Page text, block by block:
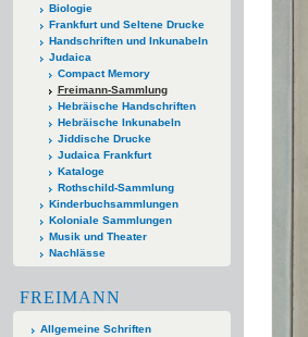
Biologie
Frankfurt und Seltene Drucke
Handschriften und Inkunabeln
Judaica
Compact Memory
Freimann-Sammlung
Hebräische Handschriften
Hebräische Inkunabeln
Jiddische Drucke
Judaica Frankfurt
Kataloge
Rothschild-Sammlung
Kinderbuchsammlungen
Koloniale Sammlungen
Musik und Theater
Nachlässe
FREIMANN
Allgemeine Schriften